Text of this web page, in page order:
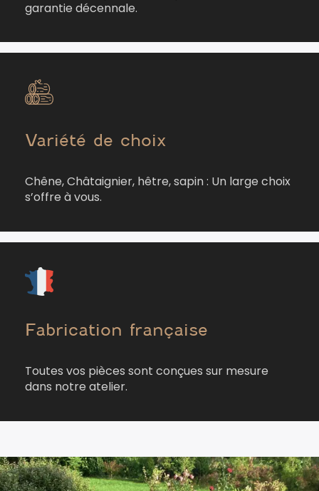
garantie décennale.
Variété de choix
Chêne, Châtaignier, hêtre, sapin : Un large choix
s’offre à vous.
Fabrication française
Toutes vos pièces sont conçues sur mesure
dans notre atelier.